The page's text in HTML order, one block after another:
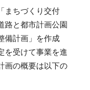
まちづくり交付
路と都市計画公園
備計画」を作成
を受けて事業を進
画の概要は以下の